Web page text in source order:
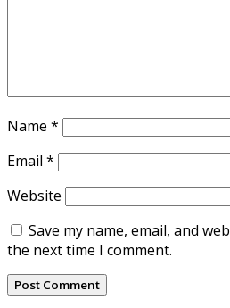
Name *
Email *
Website
Save my name, email, and
the next time I comment.